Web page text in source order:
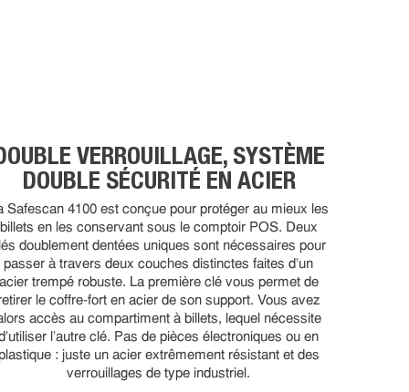
VERROUILLAGE, SYSTÈME
DOUBLE SÉCURITÉ EN ACIER
Safescan 4100 est conçue pour protéger au mieux les
billets en les conservant sous le comptoir POS. Deux
doublement dentées uniques sont nécessaires pour
passer à travers deux couches distinctes faites d'un
trempé robuste. La première clé vous permet de
le coffre-fort en acier de son support. Vous avez
accès au compartiment à billets, lequel nécessite
l'autre clé. Pas de pièces électroniques ou en
: juste un acier extrêmement résistant et des
verrouillages de type industriel.